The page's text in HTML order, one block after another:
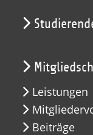
Leistungen
Beiträge